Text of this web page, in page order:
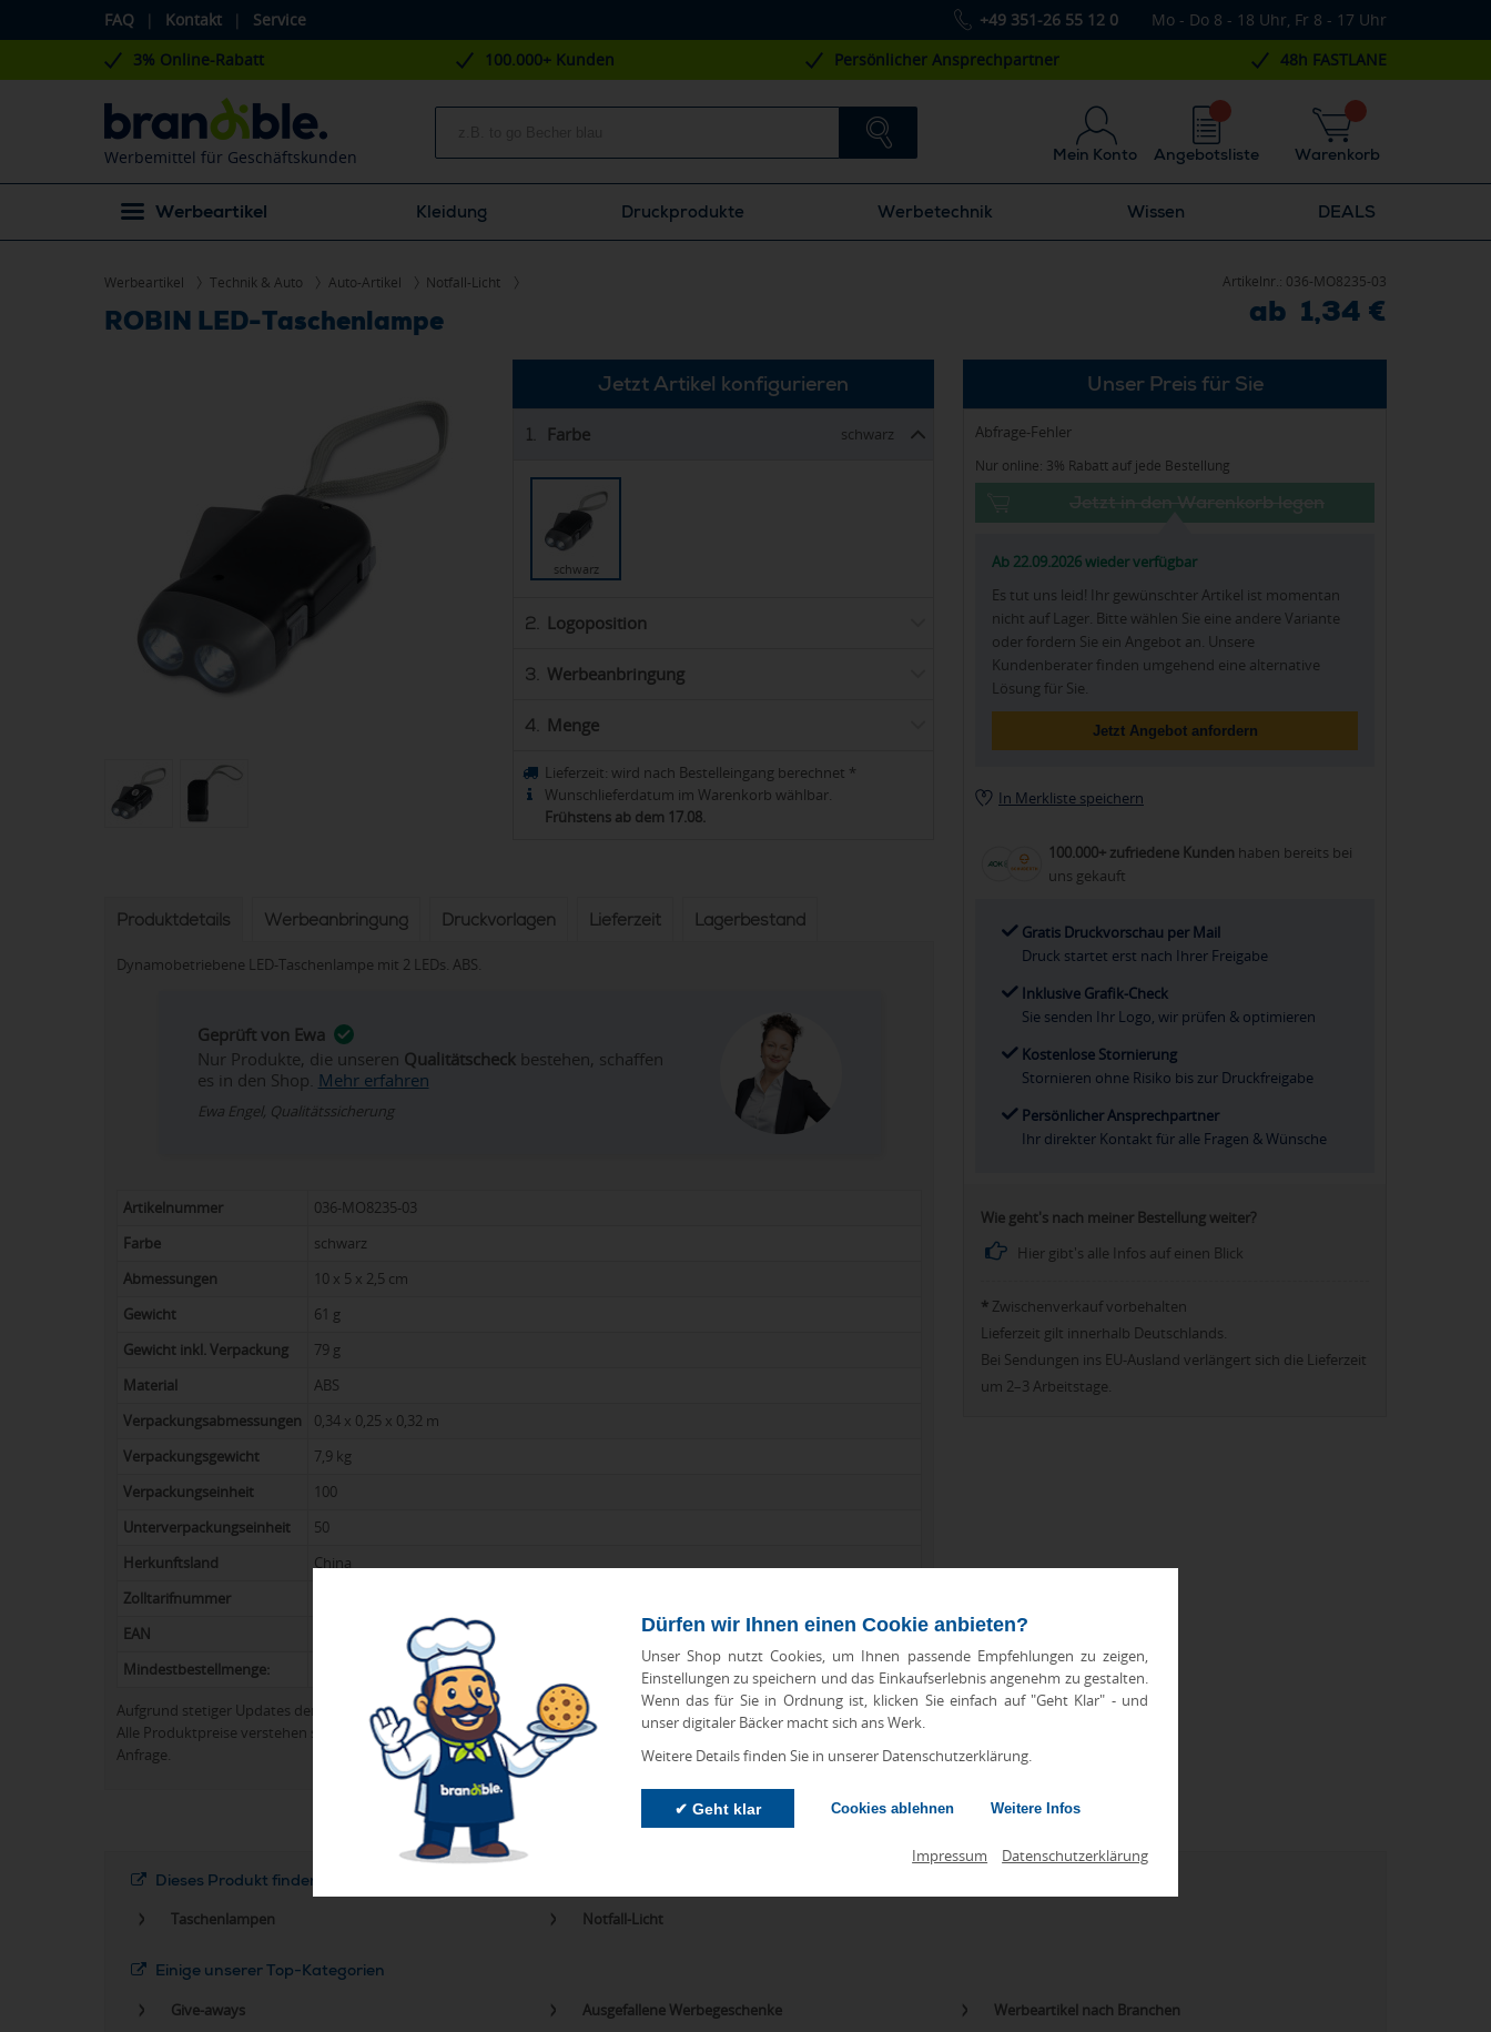
FAQ | Kontakt | Service +49 351-26 55 12 0 Mo - Do 8 - 18 Uhr, Fr 8 - 17 Uhr
Dürfen wir Ihnen einen Cookie anbieten?
Unser Shop nutzt Cookies, um Ihnen passende Empfehlungen zu zeigen,
Einstellungen zu speichern und das Einkaufserlebnis angenehm zu gestalten.
Wenn das für Sie in Ordnung ist, klicken Sie einfach auf "Geht Klar" - und
unser digitaler Bäcker macht sich ans Werk.
Weitere Details finden Sie in unserer Datenschutzerklärung.
✔ Geht klar Cookies ablehnen Weitere Infos
Impressum Datenschutzerklärung
3% Online-Rabatt 100.000+ Kunden Persönlicher Ansprechpartner 48h FASTLANE
Werbemittel für Geschäftskunden Mein Konto Warenkorb
Angebotsliste
Werbeartikel Kleidung Druckprodukte Werbetechnik Wissen DEALS
Werbeartikel Technik & Auto Auto-Artikel Notfall-Licht
ROBIN LED-Taschenlampe
Artikelnr.: 036-MO8235-03
ab 1,34 €
Jetzt Artikel konfigurieren
1. Farbe schwarz
schwarz
2. Logoposition
3. Werbeanbringung
4. Menge
Lieferzeit: wird nach Bestelleingang berechnet *
Wunschlieferdatum im Warenkorb wählbar.
Frühstens ab dem 17.08.
Produktdetails Werbeanbringung Druckvorlagen Lieferzeit Lagerbestand
Dynamobetriebene LED-Taschenlampe mit 2 LEDs. ABS.
Geprüft von Ewa
Nur Produkte, die unseren Qualitätscheck bestehen, schaffen
es in den Shop. Mehr erfahren
Ewa Engel, Qualitätssicherung
Artikelnummer
036-MO8235-03
Farbe
schwarz
Abmessungen
10 x 5 x 2,5 cm
Gewicht
61 g
Gewicht inkl. Verpackung
79 g
Material
ABS
Verpackungsabmessungen
0,34 x 0,25 x 0,32 m
Verpackungsgewicht
7,9 kg
Verpackungseinheit
100
Unterverpackungseinheit
50
Herkunftsland
China
Zolltarifnummer
EAN
8719941005006
Mindestbestellmenge:
Aufgrund stetiger Updates der Produktpalette kann es zu Abweichungen bei Preisen und Produktinformationen kommen.
Alle Produktpreise verstehen sich in der Regel ohne Werbeanbringungskosten. Preise für Direktimport erhalten Sie auf
Anfrage.
Unser Preis für Sie
Abfrage-Fehler
Nur online: 3% Rabatt auf jede Bestellung
Jetzt in den Warenkorb legen
Ab 22.09.2026 wieder verfügbar
Es tut uns leid! Ihr gewünschter Artikel ist momentan
nicht auf Lager. Bitte wählen Sie eine andere Variante
oder fordern Sie ein Angebot an. Unsere
Kundenberater finden umgehend eine alternative
Lösung für Sie.
Jetzt Angebot anfordern
In Merkliste speichern
100.000+ zufriedene Kunden haben bereits bei
uns gekauft
Gratis Druckvorschau per Mail
Druck startet erst nach Ihrer Freigabe
Inklusive Grafik-Check
Sie senden Ihr Logo, wir prüfen & optimieren
Kostenlose Stornierung
Stornieren ohne Risiko bis zur Druckfreigabe
Persönlicher Ansprechpartner
Ihr direkter Kontakt für alle Fragen & Wünsche
Wie geht's nach meiner Bestellung weiter?
Hier gibt's alle Infos auf einen Blick
* Zwischenverkauf vorbehalten
Lieferzeit gilt innerhalb Deutschlands.
Bei Sendungen ins EU-Ausland verlängert sich die Lieferzeit
um 2–3 Arbeitstage.
Dieses Produkt finden Sie in folgenden Kategorien
Taschenlampen
Notfall-Licht
Einige unserer Top-Kategorien
Give-aways
Ausgefallene Werbegeschenke
Werbeartikel nach Branchen